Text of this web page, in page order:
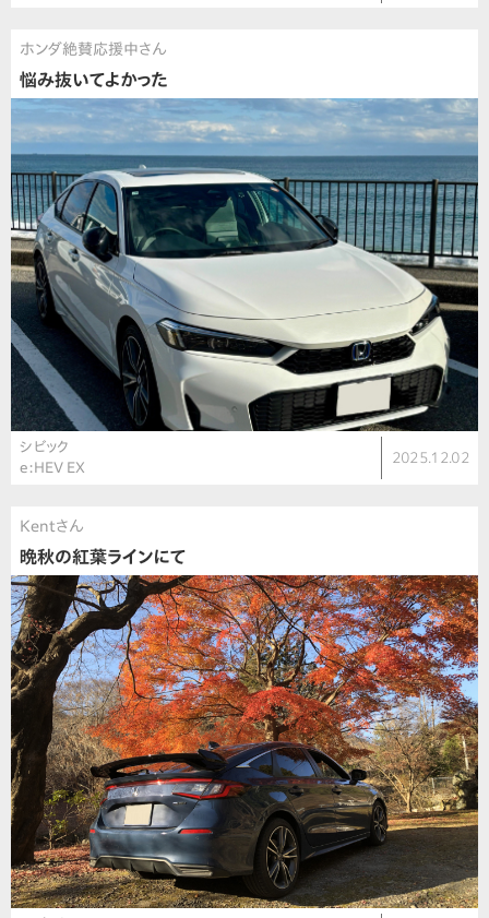
ホンダ絶賛応援中さん
悩み抜いてよかった
シビック
e:HEV EX
2025.12.02
Kentさん
晩秋の紅葉ラインにて